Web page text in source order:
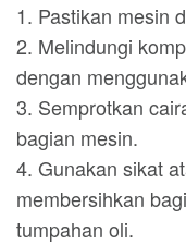
1. Pastikan mesin
2. Melindungi
dengan
3. Semprotkan
bagian mesin.
4. Gunakan sikat
membersihkan
tumpahan oli.